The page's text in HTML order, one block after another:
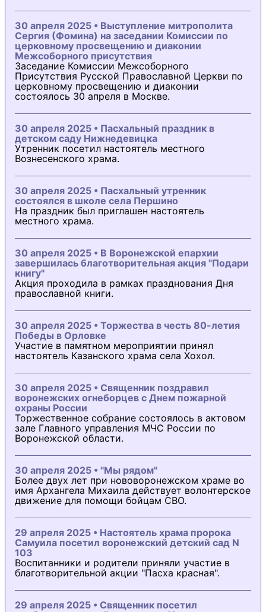
30 апреля 2025 • Выступление митрополита
Сергия (Фомина) на заседании Комиссии по
церковному просвещению и диаконии
Межсоборного присутствия
Заседание Комиссии Межсоборного
Присутствия Русской Православной Церкви по
церковному просвещению и диаконии
состоялось 30 апреля в Москве.
30 апреля 2025 • Пасхальный праздник в
детском саду Нижнедевицка
Утренник посетил настоятель местного
Вознесенского храма.
30 апреля 2025 • Пасхальный утренник
состоялся в школе села Першино
На праздник был приглашен настоятель
местного храма.
30 апреля 2025 • В Воронежской епархии
завершилась благотворительная акция "Подари
книгу"
Акция проходила в рамках празднования Дня
православной книги.
30 апреля 2025 • Торжества в честь 80-летия
Победы в Орловке
Участие в памятном мероприятии принял
настоятель Казанского храма села Хохол.
30 апреля 2025 • Священник поздравил
воронежских огнеборцев с Днем пожарной
охраны России
Торжественное собрание состоялось в актовом
зале Главного управления МЧС России по
Воронежской области.
30 апреля 2025 • "Мы рядом"
Более двух лет при нововоронежском храме во
имя Архангела Михаила действует волонтерское
движение для помощи бойцам СВО.
29 апреля 2025 • Настоятель храма пророка
Самуила посетил воронежский детский сад N
103
Воспитанники и родители приняли участие в
благотворительной акции "Пасха красная".
29 апреля 2025 • Священник посетил